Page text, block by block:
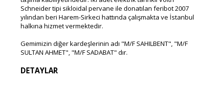
Schneider tipi sikloidal pervane ile donatılan feribot 2007
yılından beri Harem-Sirkeci hattında çalışmakta ve İstanbul
halkına hizmet vermektedir.
Gemimizin diğer kardeşlerinin adı "M/F SAHILBENT", "M/F
SULTAN AHMET", "M/F SADABAT" dır.
DETAYLAR